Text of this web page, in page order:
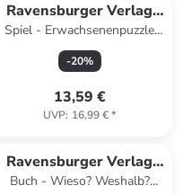
Ravensburger Verlag
GmbH
Spiel - Erwachsenenpuzzle
1000 Teile - Gelini im
Unterwasserspaß
-20%
13,59 €
UVP: 16,99 €*
Ravensburger Verlag
GmbH
Buch - Wieso? Weshalb?